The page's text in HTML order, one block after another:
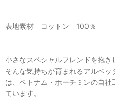
表地素材 コットン 100％
小さなスペシャルフレンドを抱き
そんな気持ちが育まれるアルベ
は、ベトナム・ホーチミンの自
ています。